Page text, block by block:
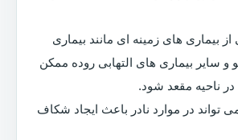
بیماری های زمینه ای مانند بیماری
و سایر بیماری های التهابی روده ممکن
ناحیه مقعد شود.
در موارد نادر باعث ایجاد شکاف